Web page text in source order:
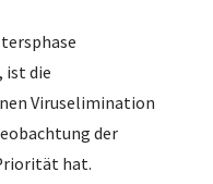
ist die
Viruselimination
der
hat.